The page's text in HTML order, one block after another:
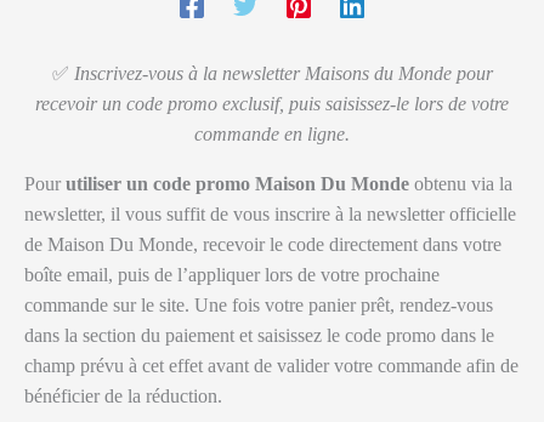
✅ Inscrivez-vous à la newsletter Maisons du Monde pour
recevoir un code promo exclusif, puis saisissez-le lors de votre
commande en ligne.
Pour utiliser un code promo Maison Du Monde obtenu via la
newsletter, il vous suffit de vous inscrire à la newsletter officielle
de Maison Du Monde, recevoir le code directement dans votre
boîte email, puis de l’appliquer lors de votre prochaine
commande sur le site. Une fois votre panier prêt, rendez-vous
dans la section du paiement et saisissez le code promo dans le
champ prévu à cet effet avant de valider votre commande afin de
bénéficier de la réduction.